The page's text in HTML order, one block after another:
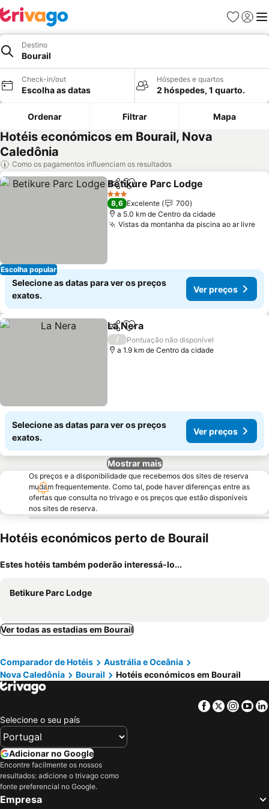
Favoritos
Iniciar
Destino
Bourail
Check-in/out
Escolha as datas
Hóspedes e quartos
2 hóspedes, 1 quarto.
Ordenar Filtrar Mapa
Hotéis económicos em Bourail, Nova
Caledônia
Como os pagamentos influenciam os resultados
Escolha popular
PartilharAdicionar aos favoritos
Betikure Parc Lodge
3 Estrelas
8,6 Excelente
700
a 5.0 km de Centro da cidade
Vistas da montanha da piscina ao ar livre
Selecione as datas para ver os preços
exatos.
Ver preços
PartilharAdicionar aos favoritos
La Nera
/
Pontuação não disponível
a 1.9 km de Centro da cidade
Selecione as datas para ver os preços
exatos.
Ver preços
Mostrar mais
Os preços e a disponibilidade que recebemos dos sites de reserva
mudam frequentemente. Como tal, pode haver diferenças entre as
ofertas que consulta no trivago e os preços que estão disponíveis
nos sites de reserva.
Hotéis económicos perto de Bourail
Estes hotéis também poderão interessá-lo...
Betikure Parc Lodge
Ver todas as estadias em Bourail
Comparador de Hotéis
Austrália e Oceânia
Nova Caledônia
Bourail Hotéis económicos em Bourail
Facebook
Twitter
Selecione o seu país
Adicionar no Google
Encontre facilmente os nossos
resultados: adicione o trivago como
fonte preferencial no Google.
Empresa